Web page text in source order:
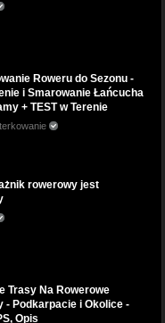
Roweru do Sezonu -
i Smarowanie Łańcucha
+ TEST w Terenie
rowerowy jest
Trasy Na Rowerowe
- Podkarpacie i Okolice -
Opis